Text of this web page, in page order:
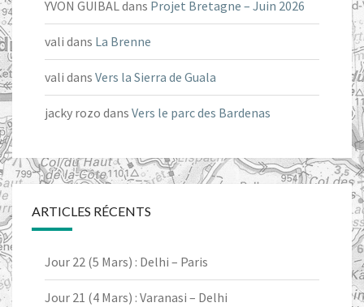
YVON GUIBALdans Projet Bretagne – Juin 2026
vali dans La Brenne
vali dans Vers la Sierra de Guala
jacky rozo dans Vers le parc des Bardenas
ARTICLES RÉCENTS
Jour 22 (5 Mars) : Delhi – Paris
Jour 21 (4 Mars) : Varanasi – Delhi